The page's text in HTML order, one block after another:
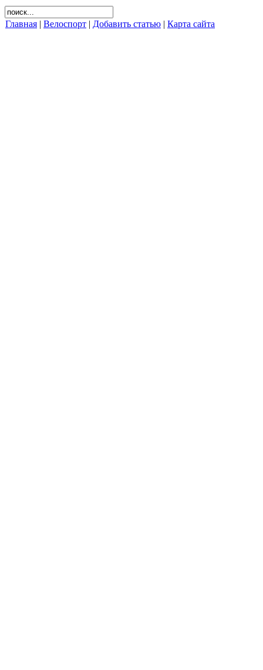
Главная | Велоспорт | Добавить статью | Карта сайта